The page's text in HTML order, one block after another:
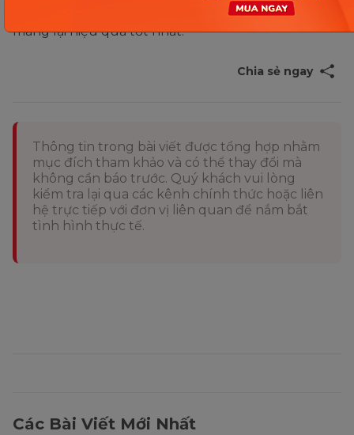
phù hợp với tính cách, độ tuổi của từng bé giúp
mang lại hiệu quả tốt nhất.
Chia sẻ ngay
Thông tin trong bài viết được tổng hợp nhằm
mục đích tham khảo và có thể thay đổi mà
không cần báo trước. Quý khách vui lòng
kiểm tra lại qua các kênh chính thức hoặc liên
hệ trực tiếp với đơn vị liên quan để nắm bắt
tình hình thực tế.
Các Bài Viết Mới Nhất